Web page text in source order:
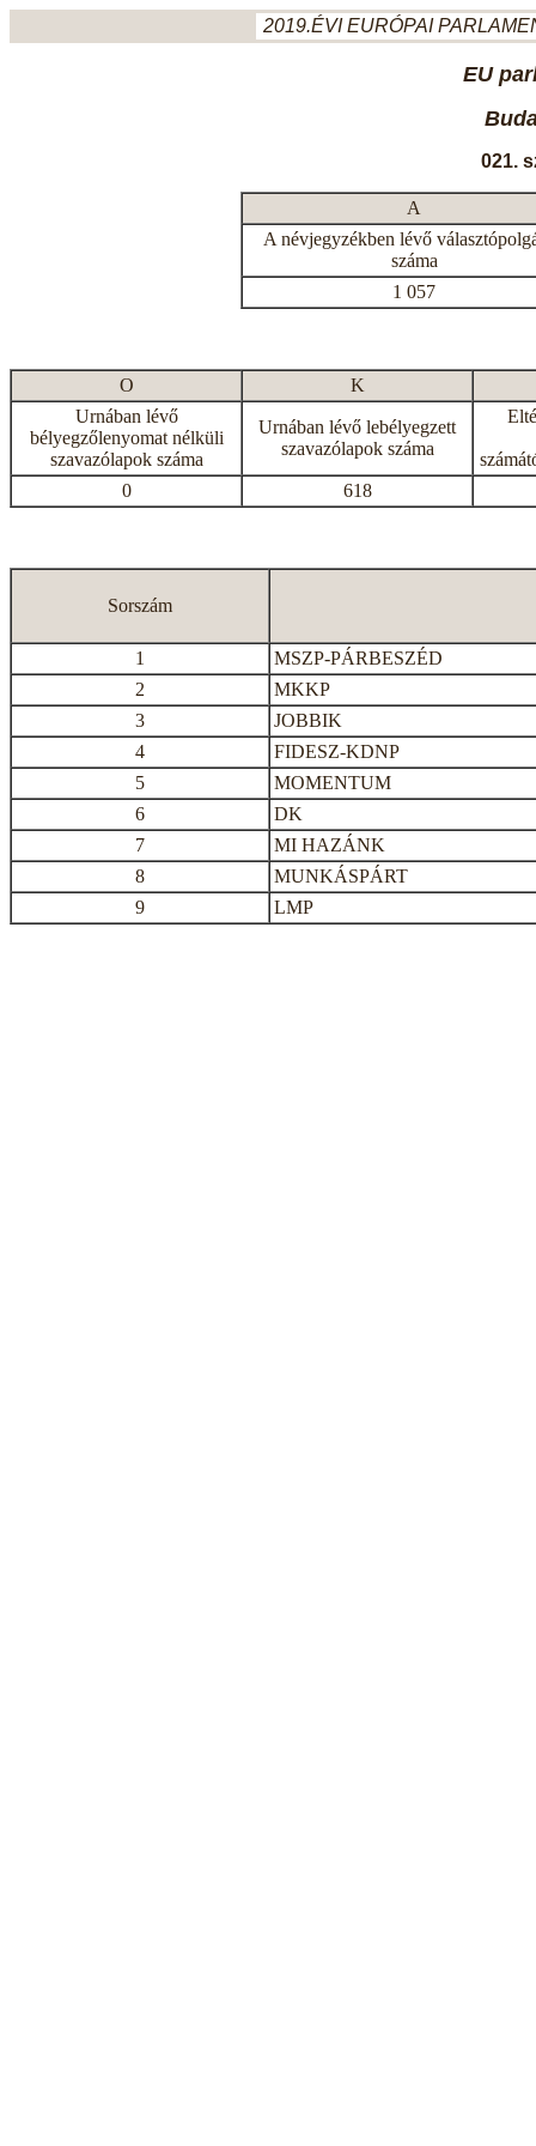
2019.ÉVI EURÓPAI
EU
021.
A
A névjegyzékben lévő
száma
1 057
O
K
Urnában lévő
bélyegzőlenyomat nélküli
szavazólapok száma
Urnában lévő lebélyegzett
szavazólapok száma
0
618
Sorszám
1
MSZP-PÁRBESZÉD
2
MKKP
3
JOBBIK
4
FIDESZ-KDNP
5
MOMENTUM
6
DK
7
MI HAZÁNK
8
MUNKÁSPÁRT
9
LMP